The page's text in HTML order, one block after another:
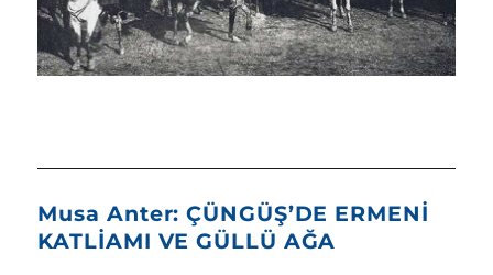
Musa Anter: ÇÜNGÜŞ’DE ERMENİ
KATLİAMI VE GÜLLÜ AĞA